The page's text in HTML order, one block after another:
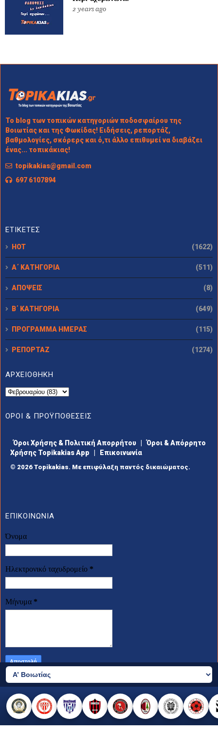
2 years ago
Το blog των τοπικών κατηγοριών ποδοσφαίρου της
Βοιωτίας και της Φωκίδας! Ειδήσεις, ρεπορτάζ,
βαθμολογίες, σκόρερς και ό,τι άλλο επιθυμεί να διαβάζει
ένας... τοπικάκιας!
topikakias@gmail.com
697 6107894
ΕΤΙΚΕΤΕΣ
HOT (1622)
Α΄ ΚΑΤΗΓΟΡΙΑ (511)
ΑΠΟΨΕΙΣ (8)
Β΄ ΚΑΤΗΓΟΡΙΑ (649)
ΠΡΟΓΡΑΜΜΑ ΗΜΕΡΑΣ (115)
ΡΕΠΟΡΤΑΖ (1274)
ΑΡΧΕΙΟΘΗΚΗ
ΟΡΟΙ & ΠΡΟΫΠΟΘΕΣΕΙΣ
Όροι Χρήσης & Πολιτική Απορρήτου
Όροι & Απόρρητο
Χρήσης Topikakias App
Επικοινωνία
© 2026 Topikakias. Με επιφύλαξη παντός δικαιώματος.
ΕΠΙΚΟΙΝΩΝΙΑ
Όνομα
Ηλεκτρονικό ταχυδρομείο *
Μήνυμα *
2026 © all rights reserved
made by templateszoo, edited by Nikos Sfiris